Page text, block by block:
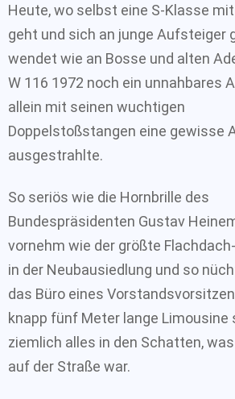
Heute, wo selbst eine S-Klasse
geht und sich an junge Aufsteiger
wendet wie an Bosse und alten
W 116 1972 noch ein unnahbares
allein mit seinen wuchtigen
Doppelstoßstangen eine gewisse
ausgestrahlte.
So seriös wie die Hornbrille des
Bundespräsidenten Gustav
vornehm wie der größte
in der Neubausiedlung und so
das Büro eines
knapp fünf Meter lange
ziemlich alles in den Schatten,
auf der Straße war.